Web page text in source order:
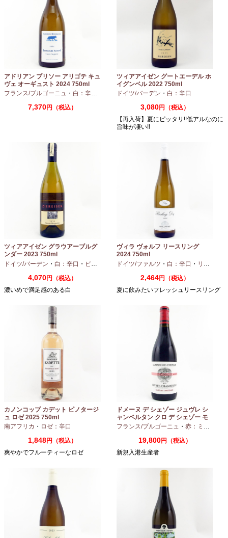
アドリアン ブリソー アリゴテ キュ
ヴェ オーギュスト 2024 750ml
フランス/ブルゴーニュ ・ 白：辛口 アリゴテ
7,370円（税込）
ツィアアイゼン グートエーデル ホ
イグンベル 2022 750ml
ドイツ/バーデン ・ 白：辛口
3,080円（税込）
【再入荷】夏にピッタリ!!低アルなのに
旨味が凄い!!
ツィアアイゼン グラウアーブルグ
ンダー 2023 750ml
ドイツ/バーデン ・ 白：辛口 ・ ピノグリ
4,070円（税込）
濃いめで満足感のある白
ヴィラ ヴォルフ リースリング
2024 750ml
ドイツ/ファルツ ・ 白：辛口 ・ リースリング
2,464円（税込）
夏に飲みたいフレッシュリースリング
カノンコップ カデット ピノタージ
ュ ロゼ 2025 750ml
南アフリカ ・ ロゼ：辛口
1,848円（税込）
爽やかでフルーティーなロゼ
ドメーヌ デ シェゾー ジュヴレ シ
ャンベルタン クロ デ シェゾー モ
ノポール 2023 750ml
フランス/ブルゴーニュ ・ 赤：ミディアムボディ
19,800円（税込）
新規入港生産者